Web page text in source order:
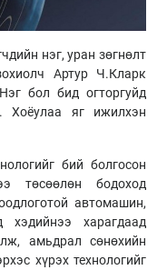
нэг, уран зөгнөлт
Артур Ч.Кларк
бол бид огторгуйд
Хоёулаа яг ижилхэн
бий болгосон
төсөөлөн бодоход
автомашин,
хэдийнээ харагдаад
амьдрал сөнөхийн
хүрэх технологийг